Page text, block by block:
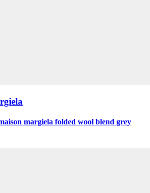
margiela folded wool blend grey